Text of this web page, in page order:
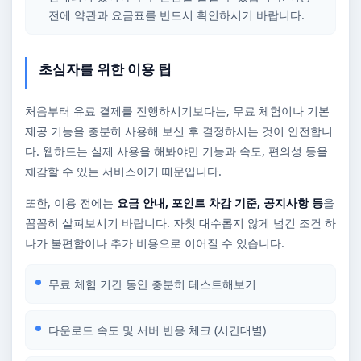
전에 약관과 요금표를 반드시 확인하시기 바랍니다.
초심자를 위한 이용 팁
처음부터 유료 결제를 진행하시기보다는, 무료 체험이나 기본
제공 기능을 충분히 사용해 보신 후 결정하시는 것이 안전합니
다. 웹하드는 실제 사용을 해봐야만 기능과 속도, 편의성 등을
체감할 수 있는 서비스이기 때문입니다.
또한, 이용 전에는 요금 안내, 포인트 차감 기준, 공지사항 등을
꼼꼼히 살펴보시기 바랍니다. 자칫 대수롭지 않게 넘긴 조건 하
나가 불편함이나 추가 비용으로 이어질 수 있습니다.
무료 체험 기간 동안 충분히 테스트해보기
다운로드 속도 및 서버 반응 체크 (시간대별)